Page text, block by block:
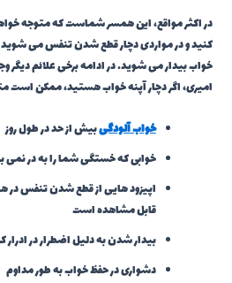
در اکثر مواقع، این همسر شماست که متوجه
کنید و در مواردی دچار قطع شدن تنفس می شوید
خواب بیدار می شوید. در ادامه برخی علائم دیگر
امیری، اگر دچار آپنه خواب هستید، ممکن است
خواب آلودگیبیش از حد در طول روز
خوابی که خستگی شما را به در نمی
اپیزود هایی از قطع شدن تنفس در
قابل مشاهده است
بیدار شدن به دلیل اضطرار در ادرار
دشواری در حفظ خواب به طور مداوم